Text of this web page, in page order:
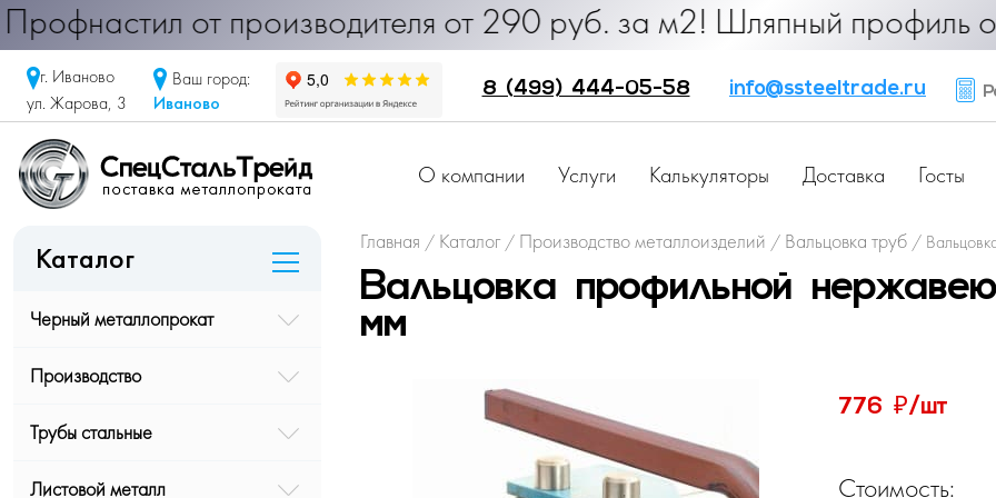
от производителя от 290 руб. за м2! Шляпный профиль от 25
г. Иваново
ул. Жарова, 3
Ваш город:
Иваново
8 (499) 444-05-58 info@ssteeltrade.ru
О компании Услуги Калькуляторы Доставка Госты
Каталог
Черный металлопрокат
Производство
Трубы стальные
Листовой металл
Главная / Каталог / Производство металлоизделий / Вальцовка труб /
Вальцовка профильной
мм
776 ₽/шт
Стоимость: